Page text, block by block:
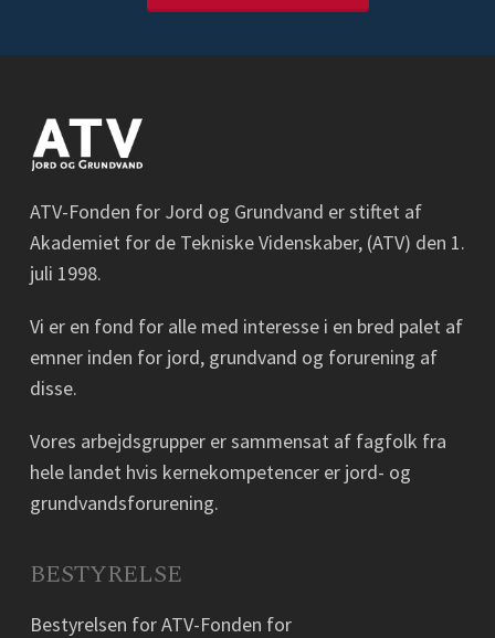
ATV-Fonden for Jord og Grundvand er stiftet af
Akademiet for de Tekniske Videnskaber, (ATV) den 1.
juli 1998.
Vi er en fond for alle med interesse i en bred palet af
emner inden for jord, grundvand og forurening af
disse.
Vores arbejdsgrupper er sammensat af fagfolk fra
hele landet hvis kernekompetencer er jord- og
grundvandsforurening.
BESTYRELSE
Bestyrelsen for ATV-Fonden for